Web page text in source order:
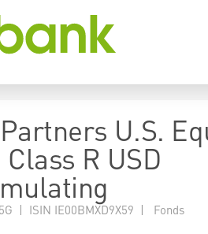
Partners U.S.
Class R USD
| ISIN IE00BMXD9X59 | Fonds